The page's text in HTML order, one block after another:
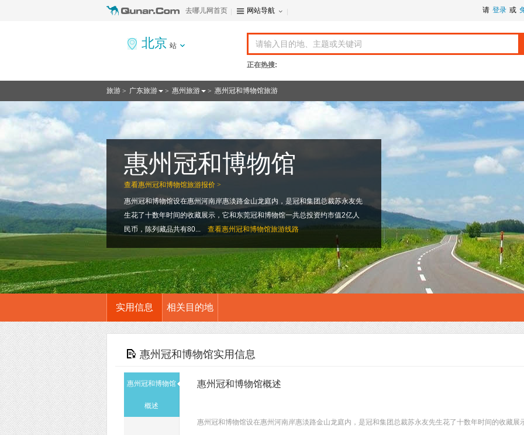
请 登录 或
去哪儿网首页 网站导航
北京 站
正在热搜:
旅游 > 广东旅游 > 惠州旅游 > 惠州冠和博物馆旅游
查看惠州冠和博物馆旅游报价 >
惠州冠和博物馆
惠州冠和博物馆设在惠州河南岸惠淡路金山龙庭内，是冠和集团总裁苏永友先
生花了十数年时间的收藏展示，它和东莞冠和博物馆一共总投资约市值2亿人
民币，陈列藏品共有80...
查看惠州冠和博物馆旅游线路
实用信息 相关目的地
惠州冠和博物馆实用信息
惠州冠和博物馆
概述
惠州冠和博物馆概述
惠州冠和博物馆设在惠州河南岸惠淡路金山龙庭内，是冠和集团总裁苏永友先生花了十数年时间的收藏